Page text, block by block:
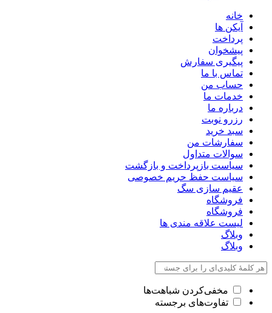
خانه
آیکن ها
پرداخت
پیشخوان
پیگیری سفارش
تماس با ما
حساب من
خدمات ما
درباره ما
رزرو نوبت
سبد خرید
سفارشات من
سوالات متداول
سیاست بازپرداخت و بازگشت
سیاست حفظ حریم خصوصی
عقیم سازی سگ
فروشگاه
فروشگاه
لیست علاقه مندی ها
وبلاگ
وبلاگ
مخفی‌کردن شباهت‌ها
تفاوت‌های برجسته